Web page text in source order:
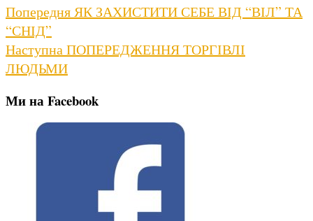
Навігація
записів
Попередня Previous
ЯК ЗАХИСТИТИ СЕБЕ ВІД “ВІЛ” ТА
“СНІД”
НаступнаNext
post:
ПОПЕРЕДЖЕННЯ ТОРГІВЛІ
ЛЮДЬМИ
Ми на Facebook